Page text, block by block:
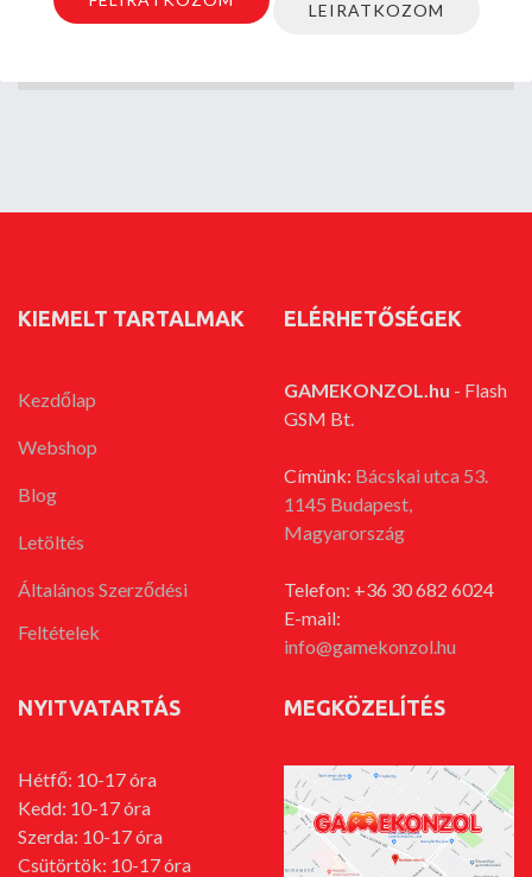
KIEMELT TARTALMAK
Kezdőlap
Webshop
Blog
Letöltés
Általános Szerződési
Feltételek
ELÉRHETŐSÉGEK
GAMEKONZOL.hu - Flash
GSM Bt.
Címünk: Bácskai utca 53.
1145 Budapest,
Magyarország
Telefon: +36 30 682 6024
E-mail:
info@gamekonzol.hu
NYITVATARTÁS
Hétfő: 10-17 óra
Kedd: 10-17 óra
Szerda: 10-17 óra
Csütörtök: 10-17 óra
MEGKÖZELÍTÉS